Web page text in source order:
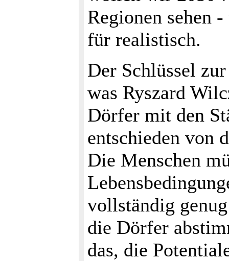
Regionen sehen
für realistisch.
Der Schlüssel
was Ryszard
Dörfer mit den
entschieden von
Die Menschen
vollständig
die Dörfer
das, die